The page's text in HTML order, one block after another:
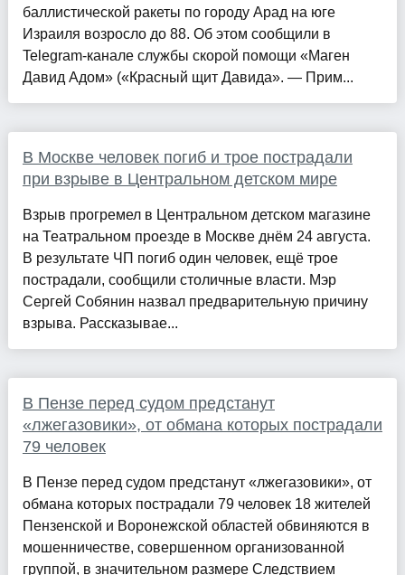
баллистической ракеты по городу Арад на юге
Израиля возросло до 88. Об этом сообщили в
Telegram-канале службы скорой помощи «Маген
Давид Адом» («Красный щит Давида». — Прим...
В Москве человек погиб и трое пострадали
при взрыве в Центральном детском мире
Взрыв прогремел в Центральном детском магазине
на Театральном проезде в Москве днём 24 августа.
В результате ЧП погиб один человек, ещё трое
пострадали, сообщили столичные власти. Мэр
Сергей Собянин назвал предварительную причину
взрыва. Рассказывае...
В Пензе перед судом предстанут
«лжегазовики», от обмана которых пострадали
79 человек
В Пензе перед судом предстанут «лжегазовики», от
обмана которых пострадали 79 человек 18 жителей
Пензенской и Воронежской областей обвиняются в
мошенничестве, совершенном организованной
группой, в значительном размере Следствием